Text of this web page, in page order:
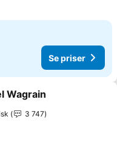
Se priser
i favoritter
Wagrain
3 747